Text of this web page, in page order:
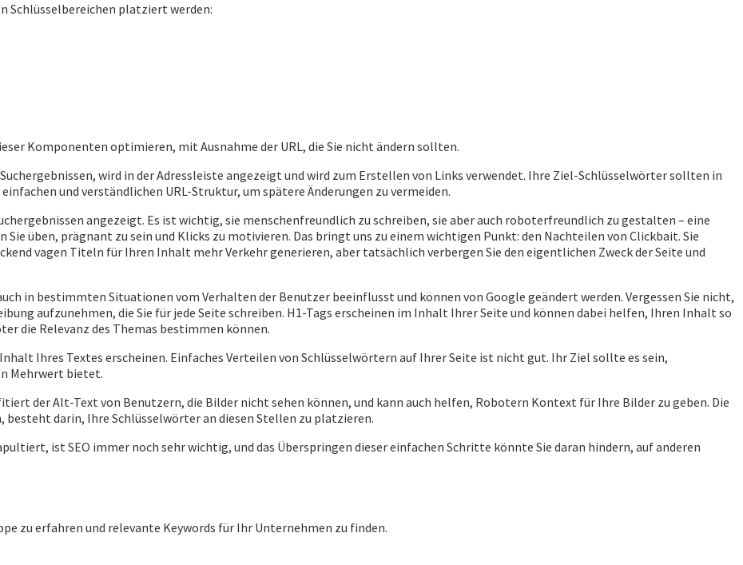
platziert werden:
Komponenten optimieren, mit Ausnahme der URL, die Sie nicht ändern sollten.
wird in der Adressleiste angezeigt und wird zum Erstellen von Links verwendet. Ihre Ziel-Schlüsselwörter sollten in
und verständlichen URL-Struktur, um spätere Änderungen zu vermeiden.
angezeigt. Es ist wichtig, sie menschenfreundlich zu schreiben, sie aber auch roboterfreundlich zu gestalten – eine
Sie üben, prägnant zu sein und Klicks zu motivieren. Das bringt uns zu einem wichtigen Punkt: den Nachteilen von Clickbait. Sie
vagen Titeln für Ihren Inhalt mehr Verkehr generieren, aber tatsächlich verbergen Sie den eigentlichen Zweck der Seite und
in bestimmten Situationen vom Verhalten der Benutzer beeinflusst und können von Google geändert werden. Vergessen Sie nicht,
aufzunehmen, die Sie für jede Seite schreiben. H1-Tags erscheinen im Inhalt Ihrer Seite und können dabei helfen, Ihren Inhalt so
die Relevanz des Themas bestimmen können.
Ihres Textes erscheinen. Einfaches Verteilen von Schlüsselwörtern auf Ihrer Seite ist nicht gut. Ihr Ziel sollte es sein,
Mehrwert bietet.
der Alt-Text von Benutzern, die Bilder nicht sehen können, und kann auch helfen, Robotern Kontext für Ihre Bilder zu geben. Die
darin, Ihre Schlüsselwörter an diesen Stellen zu platzieren.
ist SEO immer noch sehr wichtig, und das Überspringen dieser einfachen Schritte könnte Sie daran hindern, auf anderen
zu erfahren und relevante Keywords für Ihr Unternehmen zu finden.